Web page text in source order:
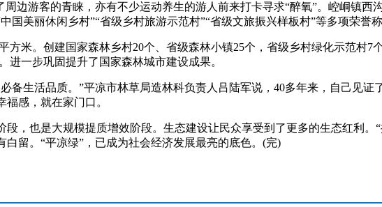
游客的青睐，亦有不少运动养生的游人前来打卡寻求“醉氧”。崆峒镇西
美丽休闲乡村”“省级乡村旅游示范村”“省级文旅振兴样板村”等多项荣誉称
米。创建国家森林乡村20个、省级森林小镇25个，省级乡村绿化示范村7
进一步巩固提升了国家森林城市建设成果。
生活品质。”平凉市林草局造林科负责人吕陆军说，40多年来，自己见证
感，就在家门口。
也是大规模提质增效阶段。生态建设让民众享受到了更多的生态红利。
留。“平凉绿”，已成为社会经济发展最亮的底色。(完)